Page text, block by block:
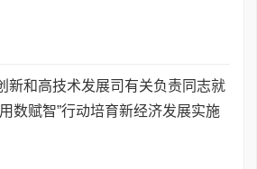
新和高技术发展司有关负责同志就
用数赋智”行动培育新经济发展实施